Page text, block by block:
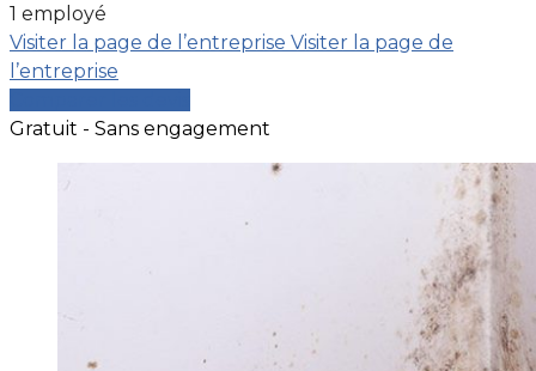
1 employé
Visiter la page de l’entreprise Visiter la page de
l’entreprise
Gratuit - Sans engagement